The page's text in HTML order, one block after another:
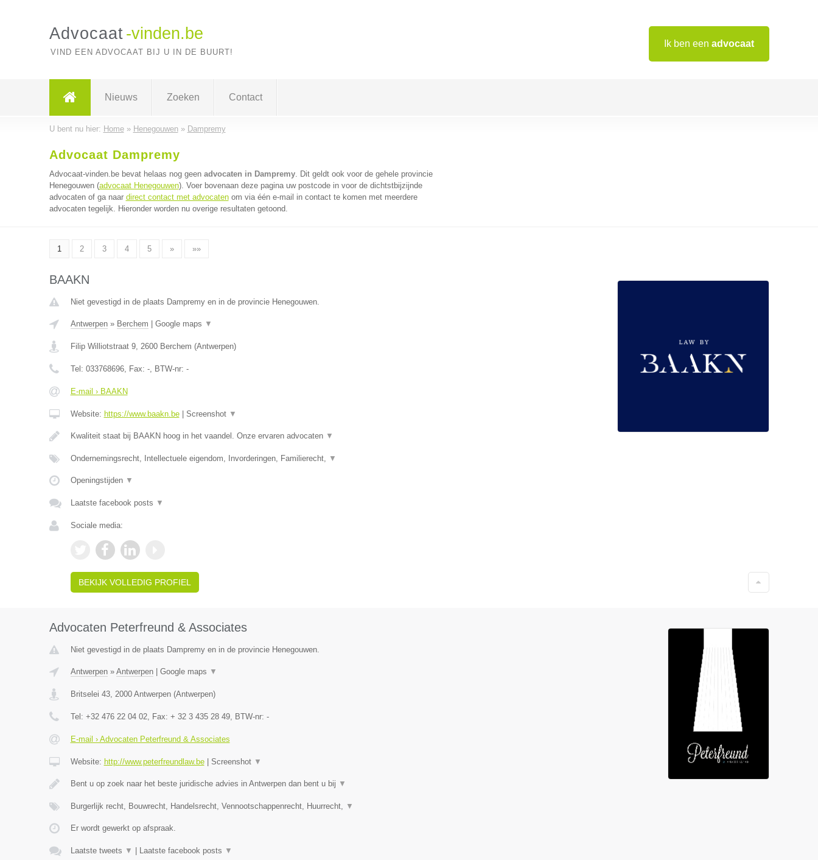
Ik ben een advocaat
Advocaat -vinden.be
VIND EEN ADVOCAAT BIJ U IN DE BUURT!
Nieuws Zoeken Contact
U bent nu hier: Home» Henegouwen» Dampremy
Advocaat Dampremy
Advocaat-vinden.be bevat helaas nog geen advocaten in Dampremy. Dit geldt ook voor de gehele provincie
Henegouwen (advocaat Henegouwen). Voer bovenaan deze pagina uw postcode in voor de dichtstbijzijnde
advocaten of ga naar direct contact met advocatenom via één e-mail in contact te komen met meerdere
advocaten tegelijk. Hieronder worden nu overige resultaten getoond.
1 2 3 4 5 » »»
BAAKN
Niet gevestigd in de plaats Dampremy en in de provincie Henegouwen.
Antwerpen» Berchem Google maps ▼
Filip Williotstraat 9, 2600 Berchem (Antwerpen)
Tel: 033768696, Fax: -, BTW-nr: -
E-mail › BAAKN
Website: https://www.baakn.be| Screenshot ▼
Kwaliteit staat bij BAAKN hoog in het vaandel. Onze ervaren advocaten ▼
Ondernemingsrecht, Intellectuele eigendom, Invorderingen, Familierecht, ▼
Openingstijden ▼
Laatste facebook posts ▼
Sociale media:
BEKIJK VOLLEDIG PROFIEL
Advocaten Peterfreund & Associates
Niet gevestigd in de plaats Dampremy en in de provincie Henegouwen.
Antwerpen» Antwerpen| Google maps ▼
Britselei 43, 2000 Antwerpen(Antwerpen)
Tel: +32 476 22 04 02, Fax: + 32 3 435 28 49, BTW-nr: -
E-mail › Advocaten Peterfreund & Associates
Website: http://www.peterfreundlaw.be| Screenshot ▼
Bent u op zoek naar het beste juridische advies in Antwerpen dan bent u bij ▼
Burgerlijk recht, Bouwrecht, Handelsrecht, Vennootschappenrecht, Huurrecht, ▼
Er wordt gewerkt op afspraak.
Laatste tweets ▼ Laatste facebook posts ▼